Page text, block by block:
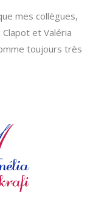
mes collègues,
et Valéria
toujours très